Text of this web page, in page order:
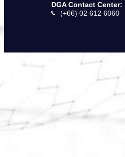
DGA Contact Center:
(+66) 02 612 6060